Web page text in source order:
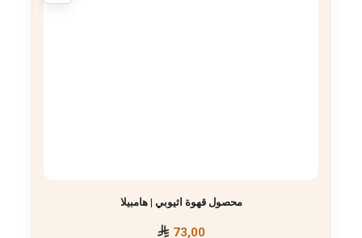
محصول قهوة اثيوبي | هامبيلا
73,00